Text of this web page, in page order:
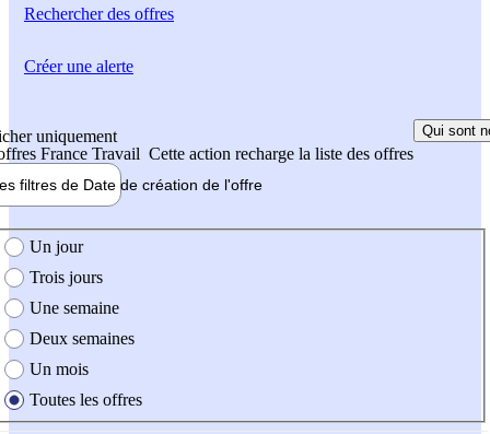
Rechercherdes offres
uniquement
France Travail Cette action recharge la liste des offres
Qui sont
filtres de Date de création de l'offre
création de l'offre
Un jour
Trois jours
Une semaine
Deux semaines
Un mois
Toutes les offres
Créer une alerte